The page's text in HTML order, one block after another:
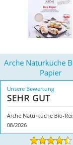
mit seinen
Arche Naturküche
Papier
Unsere Bewertung
SEHR GUT
08/2026